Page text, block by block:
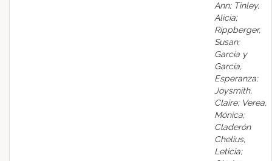
Ann; Tinley,
Alicia;
Rippberger,
Susan;
García y
García,
Esperanza;
Joysmith,
Claire; Verea,
Mónica;
Claderón
Chelius,
Leticia;